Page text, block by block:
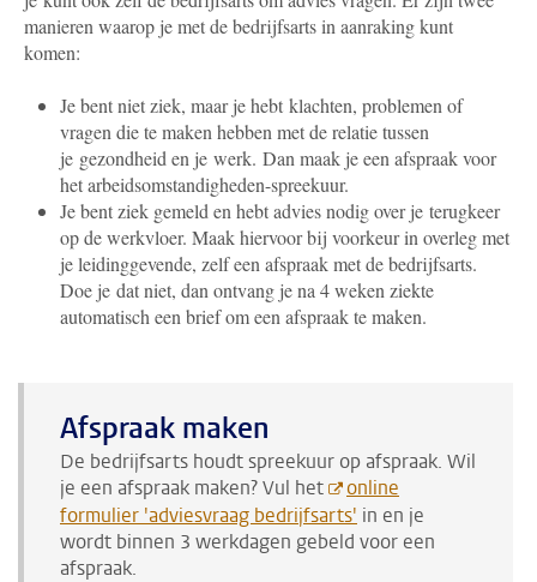
manieren waarop je met de bedrijfsarts in aanraking kunt
komen:
Je bent niet ziek, maar je hebt klachten, problemen of
vragen die te maken hebben met de relatie tussen
je gezondheid en je werk. Dan maak je een afspraak voor
het arbeidsomstandigheden-spreekuur.
Je bent ziek gemeld en hebt advies nodig over je terugkeer
op de werkvloer. Maak hiervoor bij voorkeur in overleg met
je leidinggevende, zelf een afspraak met de bedrijfsarts.
Doe je dat niet, dan ontvang je na 4 weken ziekte
automatisch een brief om een afspraak te maken.
Afspraak maken
De bedrijfsarts houdt spreekuur op afspraak. Wil
je een afspraak maken? Vul het
online
formulier 'adviesvraag bedrijfsarts' in en je
wordt binnen 3 werkdagen gebeld voor een
afspraak.